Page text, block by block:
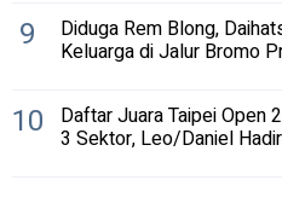
9 Diduga Rem Blong,
Keluarga di Jalur Bromo
10 Daftar Juara Taipei Open
3 Sektor, Leo/Daniel